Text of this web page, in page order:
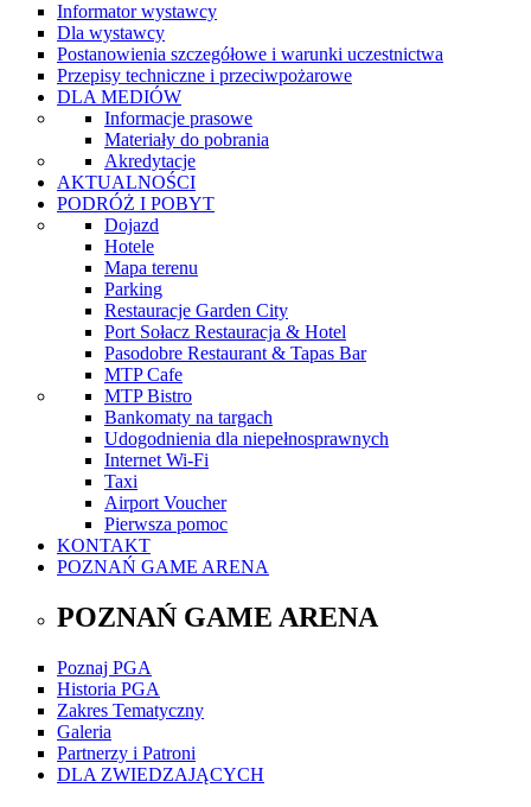
Informator wystawcy
Dla wystawcy
Postanowienia szczegółowe i warunki uczestnictwa
Przepisy techniczne i przeciwpożarowe
DLA MEDIÓW
Informacje prasowe
Materiały do pobrania
Akredytacje
AKTUALNOŚCI
PODRÓŻ I POBYT
Dojazd
Hotele
Mapa terenu
Parking
Restauracje Garden City
Port Sołacz Restauracja & Hotel
Pasodobre Restaurant & Tapas Bar
MTP Cafe
MTP Bistro
Bankomaty na targach
Udogodnienia dla niepełnosprawnych
Internet Wi-Fi
Taxi
Airport Voucher
Pierwsza pomoc
KONTAKT
POZNAŃ GAME ARENA
POZNAŃ GAME ARENA
Poznaj PGA
Historia PGA
Zakres Tematyczny
Galeria
Partnerzy i Patroni
DLA ZWIEDZAJĄCYCH